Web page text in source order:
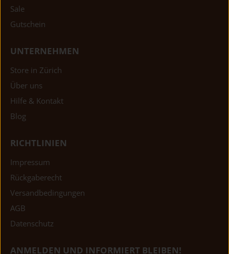
Sale
Gutschein
UNTERNEHMEN
Store in Zürich
Über uns
Hilfe & Kontakt
Blog
RICHTLINIEN
Impressum
Rückgaberecht
Versandbedingungen
AGB
Datenschutz
ANMELDEN UND INFORMIERT BLEIBEN!